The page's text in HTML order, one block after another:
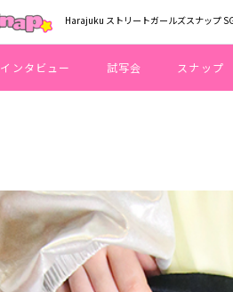
Harajuku ストリートガールズスナップ
インタビュー 試写会 スナップ